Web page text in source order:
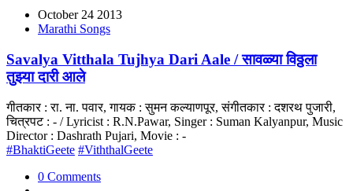
October 24 2013
Marathi Songs
Savalya Vitthala Tujhya Dari Aale / सावळ्या विठ्ठला
तुझ्या दारी आले
गीतकार : रा. ना. पवार, गायक : सुमन कल्याणपूर, संगीतकार : दशरथ पुजारी,
चित्रपट : - / Lyricist : R.N.Pawar, Singer : Suman Kalyanpur, Music
Director : Dashrath Pujari, Movie : -
#BhaktiGeete #ViththalGeete
0 Comments